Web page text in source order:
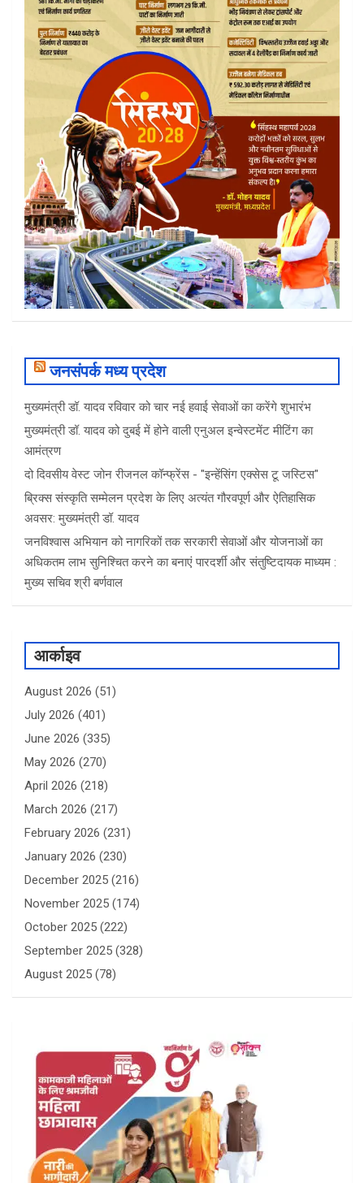
जनसंपर्क मध्य प्रदेश
मुख्यमंत्री डॉ. यादव रविवार को चार नई हवाई सेवाओं का करेंगे शुभारंभ
मुख्यमंत्री डॉ. यादव को दुबई में होने वाली एनुअल इन्वेस्टमेंट मीटिंग का
आमंत्रण
दो दिवसीय वेस्ट जोन रीजनल कॉन्फ्रेंस - "इन्हेंसिंग एक्सेस टू जस्टिस"
ब्रिक्स संस्कृति सम्मेलन प्रदेश के लिए अत्यंत गौरवपूर्ण और ऐतिहासिक
अवसर: मुख्यमंत्री डॉ. यादव
जनविश्वास अभियान को नागरिकों तक सरकारी सेवाओं और योजनाओं का
अधिकतम लाभ सुनिश्चित करने का बनाएं पारदर्शी और संतुष्टिदायक माध्यम :
मुख्य सचिव श्री बर्णवाल
आर्काइव
August 2026 (51)
July 2026 (401)
June 2026 (335)
May 2026 (270)
April 2026 (218)
March 2026 (217)
February 2026 (231)
January 2026 (230)
December 2025 (216)
November 2025 (174)
October 2025 (222)
September 2025 (328)
August 2025 (78)